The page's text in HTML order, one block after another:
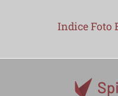
Indice Foto